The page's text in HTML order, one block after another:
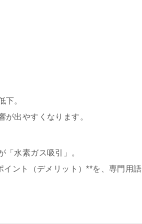
下。
出やすくなります。
水素ガス吸引」。
イント（デメリット）**を、専門用語